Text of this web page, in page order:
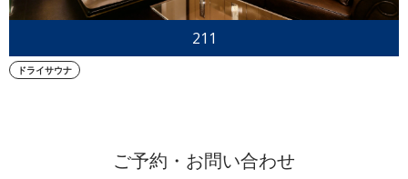
211
ドライサウナ
ご予約・お問い合わせ